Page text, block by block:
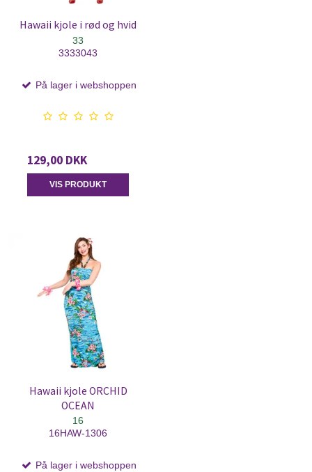
Hawaii kjole i rød og hvid
33
3333043
På lager i webshoppen
129,00 DKK
VIS PRODUKT
Hawaii kjole ORCHID
OCEAN
16
16HAW-1306
På lager i webshoppen